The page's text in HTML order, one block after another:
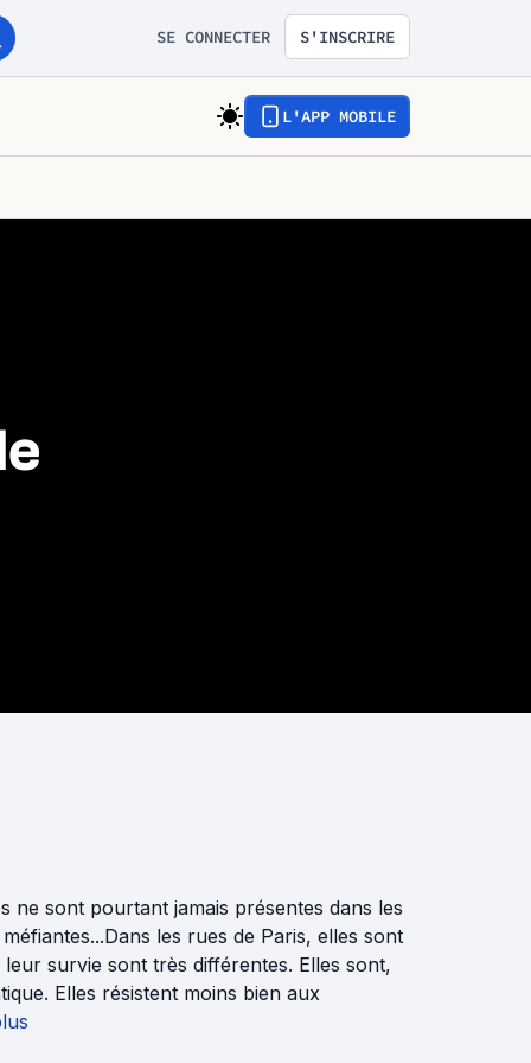
SE CONNECTER S'INSCRIRE
L'APP MOBILE
ne sont pourtant jamais présentes dans les
les rues de Paris, elles sont
survie sont très différentes. Elles sont,
Elles résistent moins bien aux